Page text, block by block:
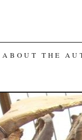
ABOUT THE